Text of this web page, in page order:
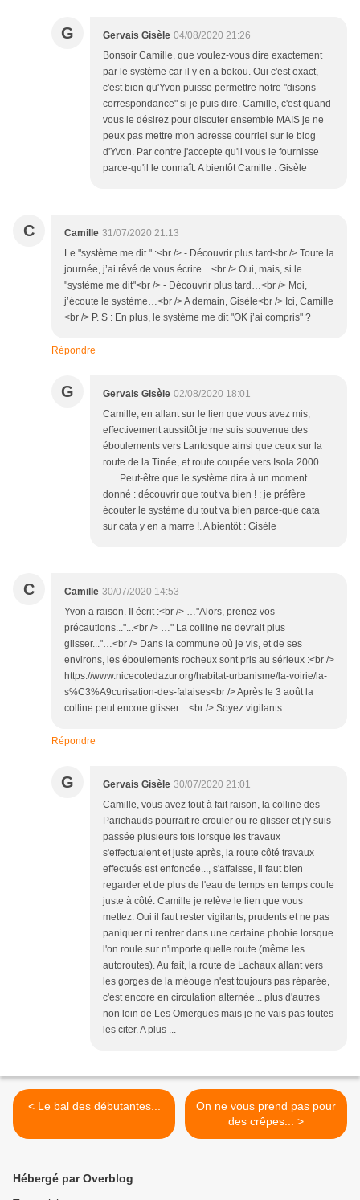
G Gervais Gisèle 04/08/2020 21:26
Bonsoir Camille, que voulez-vous dire exactement
par le système car il y en a bokou. Oui c'est exact,
c'est bien qu'Yvon puisse permettre notre "disons
correspondance" si je puis dire. Camille, c'est quand
vous le désirez pour discuter ensemble MAIS je ne
peux pas mettre mon adresse courriel sur le blog
d'Yvon. Par contre j'accepte qu'il vous le fournisse
parce-qu'il le connaît. A bientôt Camille : Gisèle
C Camille 31/07/2020 21:13
Le "système me dit " :<br /> - Découvrir plus tard<br /> Toute la
journée, j’ai rêvé de vous écrire…<br /> Oui, mais, si le
"système me dit"<br /> - Découvrir plus tard…<br /> Moi,
j’écoute le système…<br /> A demain, Gisèle<br /> Ici, Camille
<br /> P. S : En plus, le système me dit "OK j’ai compris" ?
Répondre
G Gervais Gisèle 02/08/2020 18:01
Camille, en allant sur le lien que vous avez mis,
effectivement aussitôt je me suis souvenue des
éboulements vers Lantosque ainsi que ceux sur la
route de la Tinée, et route coupée vers Isola 2000
...... Peut-être que le système dira à un moment
donné : découvrir que tout va bien ! : je préfère
écouter le système du tout va bien parce-que cata
sur cata y en a marre !. A bientôt : Gisèle
C Camille 30/07/2020 14:53
Yvon a raison. Il écrit :<br /> …"Alors, prenez vos
précautions..."...<br /> …" La colline ne devrait plus
glisser..."…<br /> Dans la commune où je vis, et de ses
environs, les éboulements rocheux sont pris au sérieux :<br />
https://www.nicecotedazur.org/habitat-urbanisme/la-voirie/la-
s%C3%A9curisation-des-falaises<br /> Après le 3 août la
colline peut encore glisser…<br /> Soyez vigilants...
Répondre
G Gervais Gisèle 30/07/2020 21:01
Camille, vous avez tout à fait raison, la colline des
Parichauds pourrait re crouler ou re glisser et j'y suis
passée plusieurs fois lorsque les travaux
s'effectuaient et juste après, la route côté travaux
effectués est enfoncée..., s'affaisse, il faut bien
regarder et de plus de l'eau de temps en temps coule
juste à côté. Camille je relève le lien que vous
mettez. Oui il faut rester vigilants, prudents et ne pas
paniquer ni rentrer dans une certaine phobie lorsque
l'on roule sur n'importe quelle route (même les
autoroutes). Au fait, la route de Lachaux allant vers
les gorges de la méouge n'est toujours pas réparée,
c'est encore en circulation alternée... plus d'autres
non loin de Les Omergues mais je ne vais pas toutes
les citer. A plus ...
< Le bal des débutantes...
On ne vous prend pas pour
des crêpes... >
Hébergé par Overblog